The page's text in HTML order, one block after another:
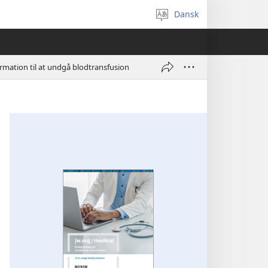
Vælg
sprog
Dansk
til at undgå blodtransfusion